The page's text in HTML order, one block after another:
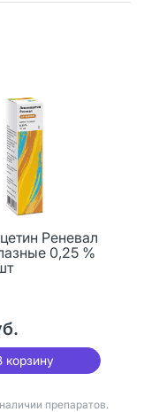
Реневал
0,25 %
корзину
препаратов.